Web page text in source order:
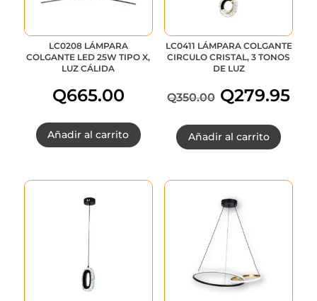
LC0208 LÁMPARA
COLGANTE LED 25W TIPO X,
LUZ CÁLIDA
Q665.00
Añadir al carrito
LC0411 LÁMPARA COLGANTE
CIRCULO CRISTAL, 3 TONOS
DE LUZ
Q350.00
precio
original
era:
Q350.00.
Q279.95
Añadir al carrito